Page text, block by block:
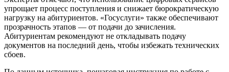
упрощает процесс поступления и снижает бюрократическую
нагрузку на абитуриентов. «Госуслуги» также обеспечивают
прозрачность этапов — от подачи до зачисления.
Абитуриентам рекомендуют не откладывать подачу
документов на последний день, чтобы избежать технических
сбоев.